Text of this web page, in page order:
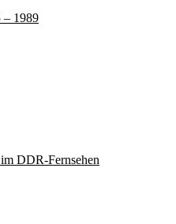
– 1989
DDR-Fernsehen